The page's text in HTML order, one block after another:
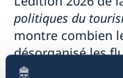
politiques du
montre combien
désorganisé les
monde et fait